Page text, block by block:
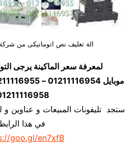
الة تغليف نص اتوماتيكى من
لمعرفة سعر الماكينة يرجى
ستجد تليفونات المبيعات و عناوين
في هذا
goo.gl/en7xfB